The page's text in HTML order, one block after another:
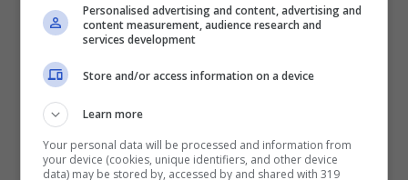
difensore via dal Bologna
Il classe 2002 continua a far parlare di sé
grazie alla cura Thiago Motta. Un
ricongiungimento con l’allenatore che più di
Personalised advertising and content, advertising and
content measurement, audience research and
services development
Store and/or access information on a device
Learn more
Your personal data will be processed and information from
your device (cookies, unique identifiers, and other device
data) may be stored by, accessed by and shared with 319